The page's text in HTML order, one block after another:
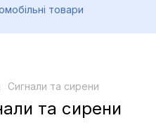
Сигнали та сирени
та сирени